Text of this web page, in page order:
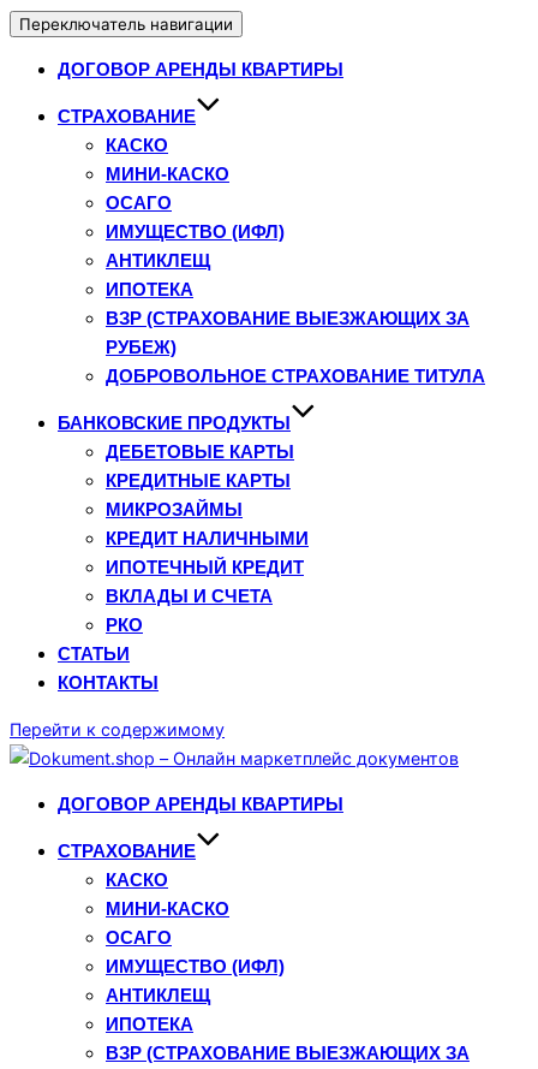
Переключатель навигации
ДОГОВОР АРЕНДЫ КВАРТИРЫ
СТРАХОВАНИЕ
КАСКО
МИНИ-КАСКО
ОСАГО
ИМУЩЕСТВО (ИФЛ)
АНТИКЛЕЩ
ИПОТЕКА
ВЗР (СТРАХОВАНИЕ ВЫЕЗЖАЮЩИХ ЗА
РУБЕЖ)
ДОБРОВОЛЬНОЕ СТРАХОВАНИЕ ТИТУЛА
БАНКОВСКИЕ ПРОДУКТЫ
ДЕБЕТОВЫЕ КАРТЫ
КРЕДИТНЫЕ КАРТЫ
МИКРОЗАЙМЫ
КРЕДИТ НАЛИЧНЫМИ
ИПОТЕЧНЫЙ КРЕДИТ
ВКЛАДЫ И СЧЕТА
РКО
СТАТЬИ
КОНТАКТЫ
Перейти к содержимому
ДОГОВОР АРЕНДЫ КВАРТИРЫ
СТРАХОВАНИЕ
КАСКО
МИНИ-КАСКО
ОСАГО
ИМУЩЕСТВО (ИФЛ)
АНТИКЛЕЩ
ИПОТЕКА
ВЗР (СТРАХОВАНИЕ ВЫЕЗЖАЮЩИХ ЗА